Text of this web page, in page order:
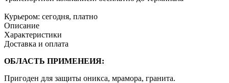
Курьером: сегодня, платно
Описание
Характеристики
Доставка и оплата
ОБЛАСТЬ ПРИМЕНЕИЯ:
Пригоден для защиты оникса, мрамора, гранита.